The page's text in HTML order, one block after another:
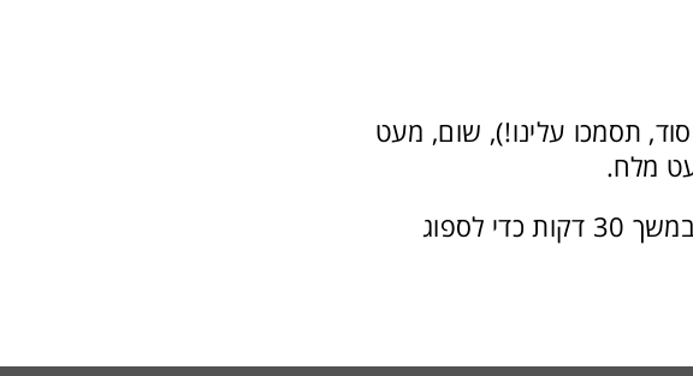
תסמכו עלינו!), שום, מעט
מלח.
לערבב יחד, תוך פירוק גושי הפרמזן. הרוטב צריך לשבת במשך 30 דקות כדי לספוג